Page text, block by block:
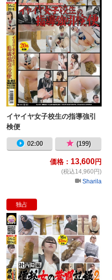
イヤイヤ女子校生の指導強引
検便
02:00 (199)
価格： 13,600円
(税込14,960円)
Sharila
泌尿器科 尿道弄り失禁
独占